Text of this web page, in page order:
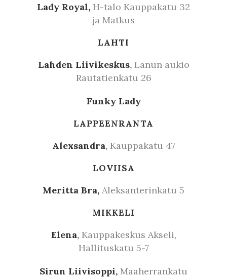
Lady Royal, H-talo Kauppakatu 32
ja Matkus
LAHTI
Lahden Liivikeskus, Lanun aukio
Rautatienkatu 26
Funky Lady
LAPPEENRANTA
Alexsandra,Kauppakatu 47
LOVIISA
Meritta Bra, Aleksanterinkatu 5
MIKKELI
Elena,Kauppakeskus Akseli,
Hallituskatu 5-7
Sirun Liivisoppi, Maaherrankatu